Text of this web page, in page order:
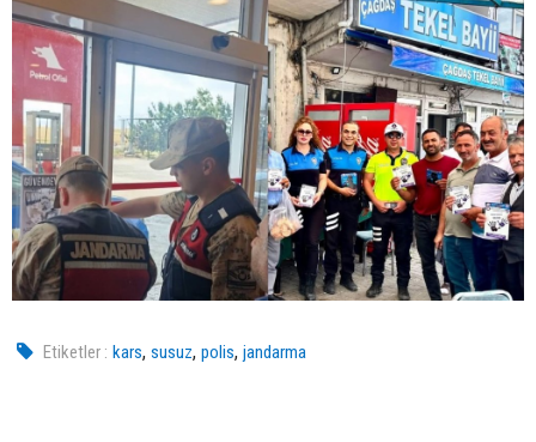
Etiketler : kars,susuz,polis,jandarma